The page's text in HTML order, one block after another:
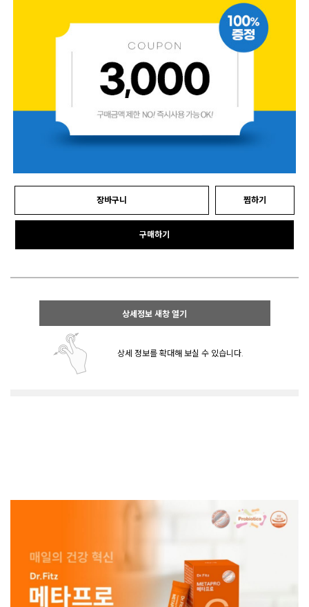
장바구니 찜하기
구매하기
상세정보 새창 열기
상세 정보를 확대해 보실 수 있습니다.